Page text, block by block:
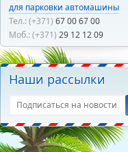
для парковки автомашины
Тел.: (+371) 67 00 67 00
Моб.: (+371) 29 12 12 09
Наши рассылки